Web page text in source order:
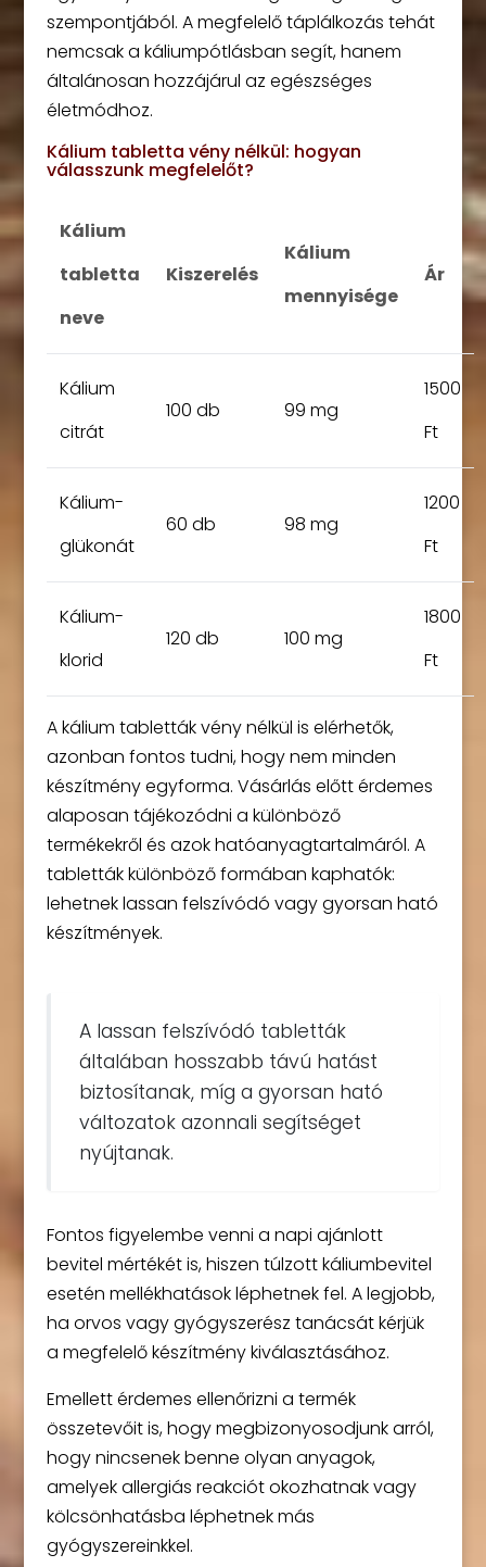
szempontjából. A megfelelő táplálkozás tehát
nemcsak a káliumpótlásban segít, hanem
általánosan hozzájárul az egészséges
életmódhoz.
Kálium tabletta vény nélkül: hogyan
válasszunk megfelelőt?
Kálium
tabletta
neve
Kiszerelés
Kálium
mennyisége
Ár
Kálium
citrát
100 db 99 mg
1500
Ft
Kálium-
glükonát
60 db 98 mg
1200
Ft
Kálium-
klorid
120 db 100 mg
1800
Ft
A kálium tabletták vény nélkül is elérhetők,
azonban fontos tudni, hogy nem minden
készítmény egyforma. Vásárlás előtt érdemes
alaposan tájékozódni a különböző
termékekről és azok hatóanyagtartalmáról. A
tabletták különböző formában kaphatók:
lehetnek lassan felszívódó vagy gyorsan ható
készítmények.
A lassan felszívódó tabletták
általában hosszabb távú hatást
biztosítanak, míg a gyorsan ható
változatok azonnali segítséget
nyújtanak.
Fontos figyelembe venni a napi ajánlott
bevitel mértékét is, hiszen túlzott káliumbevitel
esetén mellékhatások léphetnek fel. A legjobb,
ha orvos vagy gyógyszerész tanácsát kérjük
a megfelelő készítmény kiválasztásához.
Emellett érdemes ellenőrizni a termék
összetevőit is, hogy megbizonyosodjunk arról,
hogy nincsenek benne olyan anyagok,
amelyek allergiás reakciót okozhatnak vagy
kölcsönhatásba léphetnek más
gyógyszereinkkel.